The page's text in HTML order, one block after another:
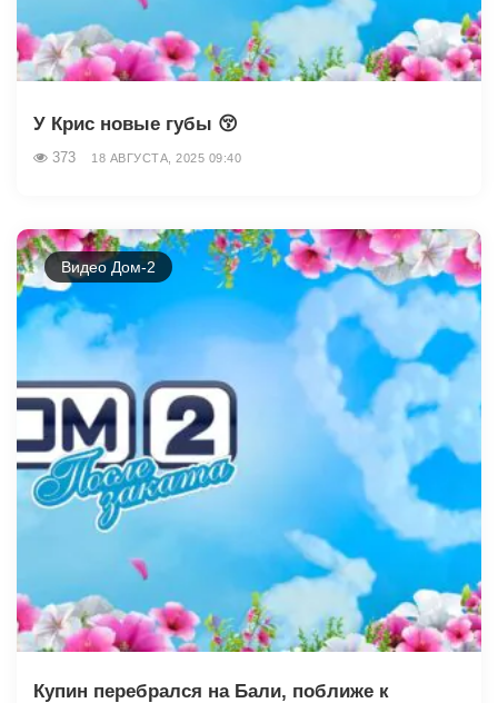
У Крис новые губы 😚
373 18 АВГУСТА, 2025 09:40
Видео Дом-2
Купин перебрался на Бали, поближе к